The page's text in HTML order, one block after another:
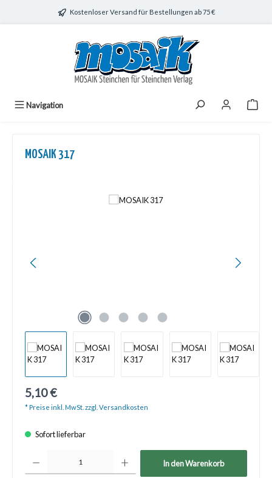
Zum Hauptinhalt springenKostenloser Versand für Bestellungen ab 75 €
Navigation
MOSAIK 317
5,10 €
* Preise inkl. MwSt. zzgl. Versandkosten
Sofort lieferbar
In den Warenkorb